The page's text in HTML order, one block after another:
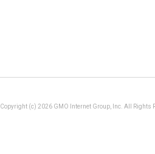
Copyright (c) 2026 GMO Internet Group, Inc. All Rights